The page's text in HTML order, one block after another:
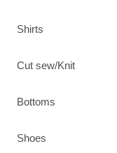
Shirts
Cut sew/Knit
Bottoms
Shoes